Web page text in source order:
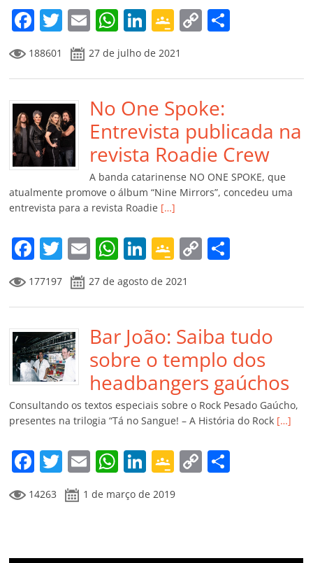
m
F
a
c
e
b
o
o
k
T
w
itt
er
E
m
ai
l
W
h
at
s
A
p
p
Li
n
k
e
dI
n
G
o
o
gl
e
Cl
a
ss
ro
o
m
C
y
Li
n
k
p
til
h
ar
188601 27 de julho de 2021
No One Spoke:
Entrevista publicada na
revista Roadie Crew
A banda catarinense NO ONE SPOKE, que
atualmente promove o álbum “Nine Mirrors”, concedeu uma
entrevista para a revista Roadie […]
F
a
c
e
b
o
o
k
T
w
itt
er
E
m
ai
l
W
at
s
A
p
p
Li
n
k
e
dI
n
G
o
o
gl
e
Cl
a
ss
ro
o
m
C
y
Li
n
k
p
ar
til
h
ar
177197 27 de agosto de 2021
Bar João: Saiba tudo
sobre o templo dos
headbangers gaúchos
Consultando os textos especiais sobre o Rock Pesado Gaúcho,
presentes na trilogia “Tá no Sangue! – A História do Rock […]
F
a
c
b
T
w
itt
E
m
ai
W
at
A
Li
n
k
dI
G
o
o
e
C
Li ar
14263 1 de março de 2019